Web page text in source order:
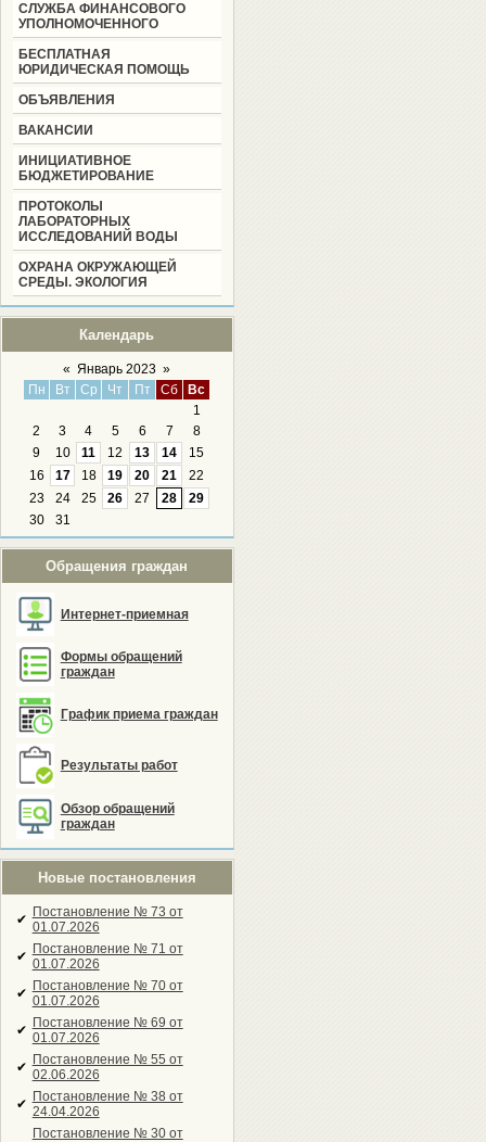
СЛУЖБА ФИНАНСОВОГО
УПОЛНОМОЧЕННОГО
БЕСПЛАТНАЯ
ЮРИДИЧЕСКАЯ ПОМОЩЬ
ОБЪЯВЛЕНИЯ
ВАКАНСИИ
ИНИЦИАТИВНОЕ
БЮДЖЕТИРОВАНИЕ
ПРОТОКОЛЫ
ЛАБОРАТОРНЫХ
ИССЛЕДОВАНИЙ ВОДЫ
ОХРАНА ОКРУЖАЮЩЕЙ
СРЕДЫ. ЭКОЛОГИЯ
Календарь
« Январь 2023 »
Пн
Вт Ср Чт Пт Сб
Вс
1
2
3 4 5 6 7
8
9
10 11 12 13 14
15
16
17 18 19 20 21
22
23
24 25 26 27 28
29
30
31
Обращения граждан
Интернет-приемная
Формы обращений
граждан
График приема граждан
Результаты работ
Обзор обращений
граждан
Новые постановления
✔ Постановление № 73 от
01.07.2026
✔ Постановление № 71 от
01.07.2026
✔ Постановление № 70 от
01.07.2026
✔ Постановление № 69 от
01.07.2026
✔ Постановление № 55 от
02.06.2026
✔ Постановление № 38 от
24.04.2026
Постановление № 30 от